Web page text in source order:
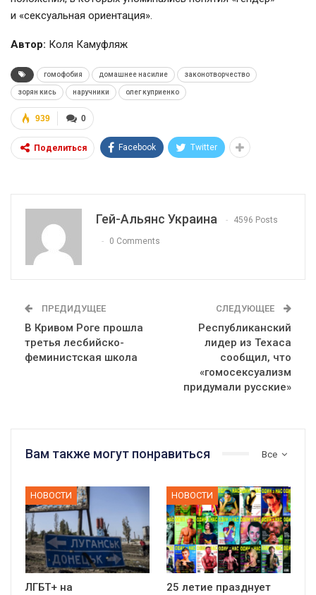
и «сексуальная ориентация».
Автор: Коля Камуфляж
гомофобия домашнее насилие законотворчество
зорян кись наручники олег куприенко
0
939
Поделиться Facebook Twitter
Гей-Альянс Украина 4596 Posts
0 Comments
ПРЕДИДУЩЕЕ
В Кривом Роге прошла
третья лесбийско-
феминистская школа
СЛЕДУЮЩЕЕ
Республиканский
лидер из Техаса
сообщил, что
«гомосексуализм
придумали русские»
Все
Вам также могут понравиться
НОВОСТИ
ЛГБТ+ на
НОВОСТИ
25 летие празднует